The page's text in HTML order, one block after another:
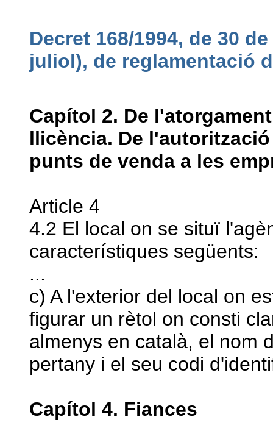
Decret 168/1994, de 30
juliol), de reglamentació
Capítol 2. De
llicència. De
punts de venda a les
Article 4
4.2 El local on se situï
característiques següents:
...
c) A l'exterior del local on
figurar un rètol on consti
almenys en català, el nom
pertany i el seu codi
Capítol 4. Fiances